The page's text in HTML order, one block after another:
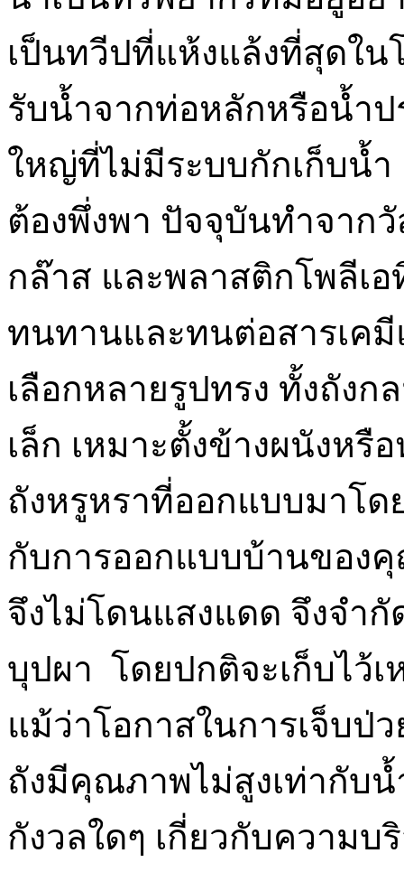
เป็นทวีปที่แห้งแล้งที่สุดใน
รับน้ำจากท่อหลักหรือน้ำป
ใหญ่ที่ไม่มีระบบกักเก็บน้
ต้องพึ่งพา ปัจจุบันทำจากวั
กล๊าส และพลาสติกโพลีเ
ทนทานและทนต่อสารเค
เลือกหลายรูปทรง ทั้งถังก
เล็ก เหมาะตั้งข้างผนังหรื
ถังหรูหราที่ออกแบบมาโด
กับการออกแบบบ้านของ
จึงไม่โดนแสงแดด จึงจำ
บุปผา โดยปกติจะเก็บไว้
แม้ว่าโอกาสในการเจ็บป่
ถังมีคุณภาพไม่สูงเท่ากับน้
กังวลใดๆ เกี่ยวกับความ